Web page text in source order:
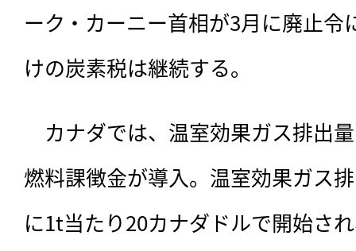
ーク・カーニー首相が3月に廃止令
けの炭素税は継続する。
カナダでは、 温室効果ガス排出
燃料課徴金が導入。温室効果ガス
に1t当たり20カナダドルで開始さ